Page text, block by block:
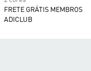
FRETE GRÁTIS MEMBROS
ADICLUB